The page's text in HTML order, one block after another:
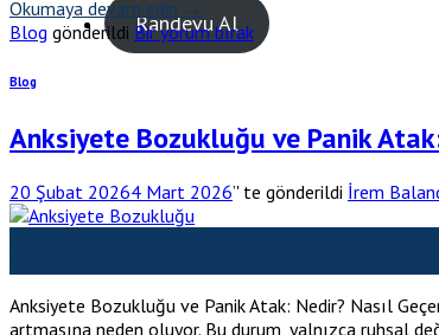
Randevu Al
Okumaya devam edin →
Blog gönderildi Bir yorum bırak
Blog
Anksiyete Bozukluğu ve Panik
20 Şubat 20264 Mart 2026’' te gönderildi İrem
Anksiyete Bozukluğu ve Panik Atak: Nedir? Nasıl
artmasına neden oluyor. Bu durum, yalnızca ruhsal